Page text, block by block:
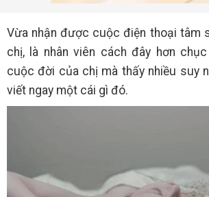
Vừa nhận được cuộc điện thoại tâm
chị, là nhân viên cách đây hơn
cuộc đời của chị mà thấy nhiều suy
viết ngay một cái gì đó.